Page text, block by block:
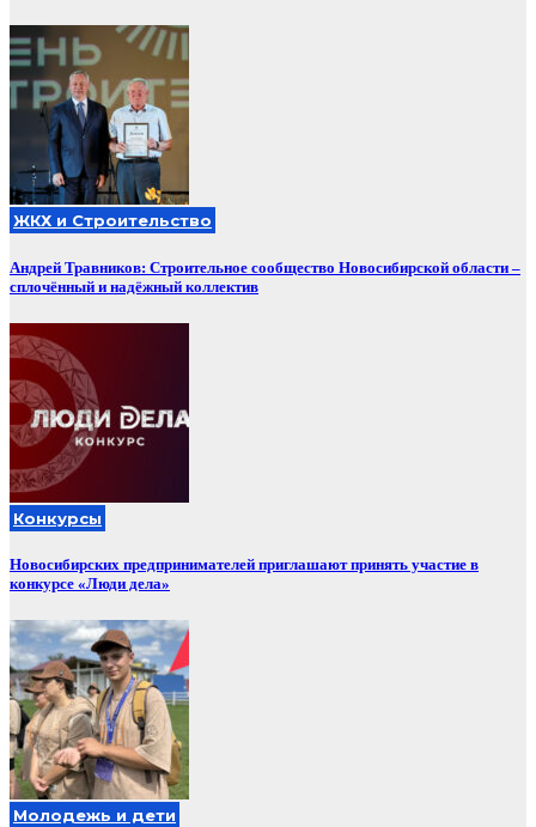
ЖКХ и Строительство
Андрей Травников: Строительное сообщество Новосибирской области –
сплочённый и надёжный коллектив
Конкурсы
Новосибирских предпринимателей приглашают принять участие в
конкурсе «Люди дела»
Молодежь и дети